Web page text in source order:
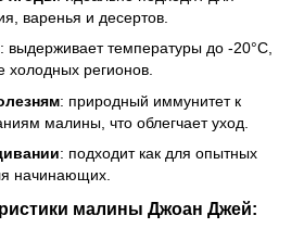
варенья и десертов.
: выдерживает температуры до -20°C,
холодных регионов.
: природный иммунитет к
малины, что облегчает уход.
: подходит как для опытных
начинающих.
малины Джоан Джей: